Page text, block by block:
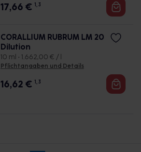
17,66 € 1, 3
CORALLIUM RUBRUM LM 20
Dilution
10 ml • 1.662,00 € / l
Pflichtangaben und Details
16,62 € 1, 3